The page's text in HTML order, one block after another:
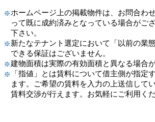
ホームページ上の掲載物件は、お問合わ
って既に成約済みとなっている場合がご
下さい。
新たなテナント選定において「以前の業
できる保証はございません。
建物面積は実際の有効面積と異なる場合
「指値」とは賃料について借主側が指定
ます。ご希望の賃料を入力の上送信して
賃料交渉が行えます。お気軽にご利用くだ